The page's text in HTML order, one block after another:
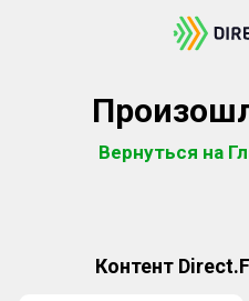
Вернуться на
Контент